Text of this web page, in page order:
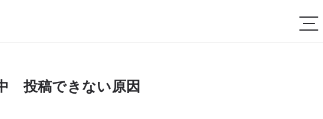
投稿できない原因